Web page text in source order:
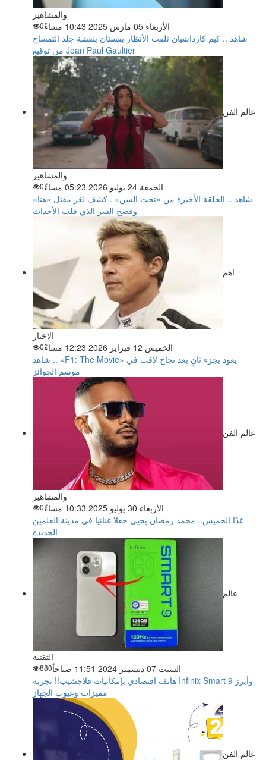
والمشاهير
الأربعاء 05 مارس 2025 10:43 مساءً
0
شاهد .. كيم كارداشيان تلفت الأنظار بفستان بنقشة جلد التمساح
من توقيع Jean Paul Gaultier
عالم الفن
والمشاهير
الجمعة 24 يوليو 2026 05:23 مساءً
0
شاهد .. الحلقة الأخيرة من «تحت السن».. كشف لغز مقتل «هنا»
وفضح السر الذي قلب الأحداث
اهم
الاخبار
الخميس 12 فبراير 2026 12:23 مساءً
0
شاهد .. «F1: The Movie» يعود بجزء ثانٍ بعد نجاح لافت في
موسم الجوائز
عالم الفن
والمشاهير
الأربعاء 30 يوليو 2025 10:33 مساءً
0
غدًا الخميس.. محمد رمضان يحيي حفلا غنائيا في مدينة العلمين
الجديدة
عالم
التقنية
السبت 07 ديسمبر 2024 11:51 صباحاً
880
هاتف اقتصادي بإمكانيات فلاجشيب!! تجربة Infinix Smart 9 وأبرز
مميزات وعيوب الجهاز
عالم الفن